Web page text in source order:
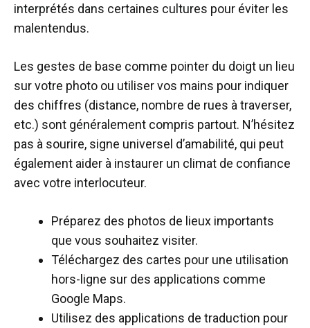
interprétés dans certaines cultures pour éviter les
malentendus.
Les gestes de base comme pointer du doigt un lieu
sur votre photo ou utiliser vos mains pour indiquer
des chiffres (distance, nombre de rues à traverser,
etc.) sont généralement compris partout. N’hésitez
pas à sourire, signe universel d’amabilité, qui peut
également aider à instaurer un climat de confiance
avec votre interlocuteur.
Préparez des photos de lieux importants
que vous souhaitez visiter.
Téléchargez des cartes pour une utilisation
hors-ligne sur des applications comme
Google Maps.
Utilisez des applications de traduction pour